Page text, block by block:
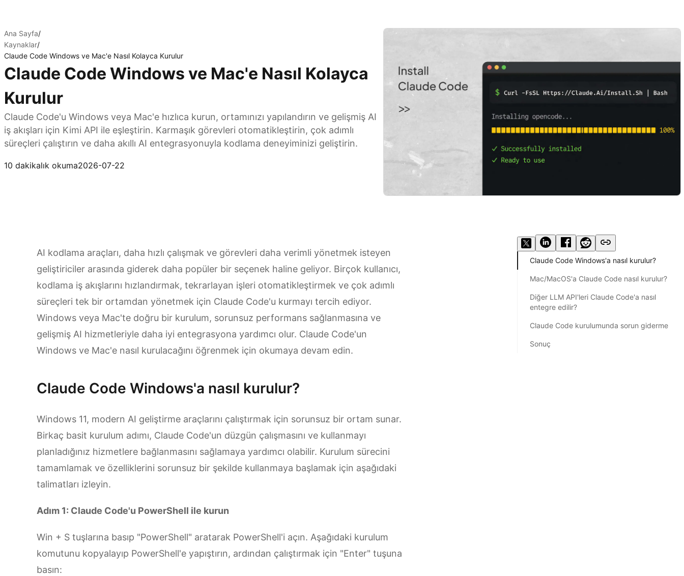
Ana Sayfa/
Kaynaklar/
Claude Code Windows ve Mac'e Nasıl Kolayca Kurulur
Claude Code Windows ve Mac'e Nasıl Kolayca
Kurulur
Claude Code'u Windows veya Mac'e hızlıca kurun, ortamınızı yapılandırın ve gelişmiş AI
iş akışları için Kimi API ile eşleştirin. Karmaşık görevleri otomatikleştirin, çok adımlı
süreçleri çalıştırın ve daha akıllı AI entegrasyonuyla kodlama deneyiminizi geliştirin.
10 dakikalık okuma2026-07-22
AI kodlama araçları, daha hızlı çalışmak ve görevleri daha verimli yönetmek isteyen
geliştiriciler arasında giderek daha popüler bir seçenek haline geliyor. Birçok kullanıcı,
kodlama iş akışlarını hızlandırmak, tekrarlayan işleri otomatikleştirmek ve çok adımlı
süreçleri tek bir ortamdan yönetmek için Claude Code'u kurmayı tercih ediyor.
Windows veya Mac'te doğru bir kurulum, sorunsuz performans sağlanmasına ve
gelişmiş AI hizmetleriyle daha iyi entegrasyona yardımcı olur. Claude Code'un
Windows ve Mac'e nasıl kurulacağını öğrenmek için okumaya devam edin.
Claude Code Windows'a nasıl kurulur?
Windows 11, modern AI geliştirme araçlarını çalıştırmak için sorunsuz bir ortam sunar.
Birkaç basit kurulum adımı, Claude Code'un düzgün çalışmasını ve kullanmayı
planladığınız hizmetlere bağlanmasını sağlamaya yardımcı olabilir. Kurulum sürecini
tamamlamak ve özelliklerini sorunsuz bir şekilde kullanmaya başlamak için aşağıdaki
talimatları izleyin.
Adım 1: Claude Code'u PowerShell ile kurun
Win + S tuşlarına basıp "PowerShell" aratarak PowerShell'i açın. Aşağıdaki kurulum
komutunu kopyalayıp PowerShell'e yapıştırın, ardından çalıştırmak için "Enter" tuşuna
basın:
Claude Code Windows'a nasıl kurulur?
Mac/MacOS'a Claude Code nasıl kurulur?
Diğer LLM API'leri Claude Code'a nasıl
entegre edilir?
Claude Code kurulumunda sorun giderme
Sonuç